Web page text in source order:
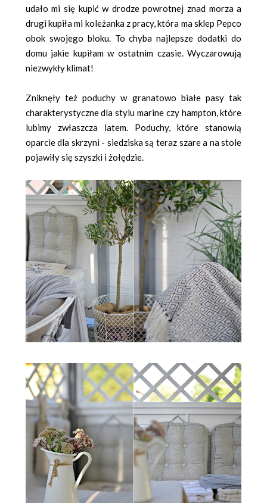
udało mi się kupić w drodze powrotnej znad morza a
drugi kupiła mi koleżanka z pracy, która ma sklep Pepco
obok swojego bloku. To chyba najlepsze dodatki do
domu jakie kupiłam w ostatnim czasie. Wyczarowują
niezwykły klimat!
Zniknęły też poduchy w granatowo białe pasy tak
charakterystyczne dla stylu marine czy hampton, które
lubimy zwłaszcza latem. Poduchy, które stanowią
oparcie dla skrzyni - siedziska są teraz szare a na stole
pojawiły się szyszki i żołędzie.